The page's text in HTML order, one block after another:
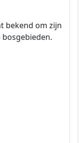
bekend om zijn